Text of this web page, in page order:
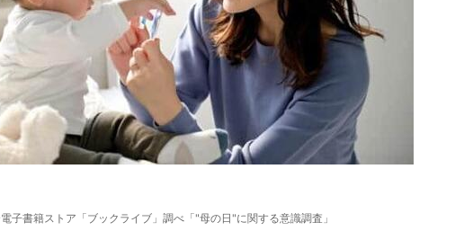
子書籍ストア「ブックライブ」調べ「"母の日"に関する意識調査」